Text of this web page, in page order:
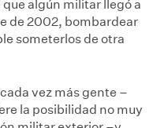
algún militar llegó a
de 2002, bombardear
someterlos de otra
vez más gente –
la posibilidad no muy